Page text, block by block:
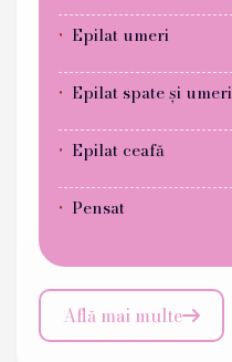
Epilat umeri
Epilat spate și umeri
Epilat ceafă
Pensat
Află mai multe